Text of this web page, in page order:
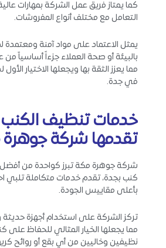
كما يمتاز فريق عمل الشركة بمهارات
التعامل مع مختلف أنواع المفروشات.
يمثل الاعتماد على مواد آمنة ومعتمدة
بالبيئة أو صحة العملاء جزءاً أساسياً
مما يعزز الثقة بها ويجعلها الاختيار
في جدة.
خدمات تنظيف الكنب
تقدمها شركة
شركة جوهرة مكة تبرز كواحدة من
كنب بجدة، تقدم خدمات متكاملة تلبي
بأعلى مقاييس الجودة.
تركز الشركة على استخدام أجهزة حديثة
مما يجعلها الخيار المثالي للحفاظ
نظيفين وخاليين من أي بقع أو روائح